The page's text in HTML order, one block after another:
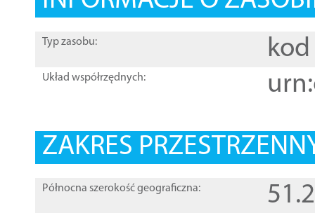
Typ zasobu: kod
Układ współrzędnych:
ZAKRES
Północna szerokość geograficzna: